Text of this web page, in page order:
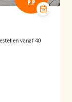
P.P
vanaf 40